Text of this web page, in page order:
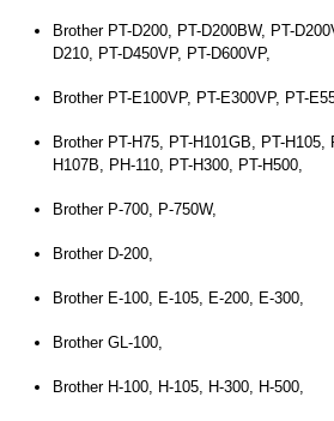
Brother PT-D200, PT-D200BW, PT-
D210, PT-D450VP, PT-D600VP,
Brother PT-E100VP, PT-E300VP, PT-
Brother PT-H75, PT-H101GB, PT-H105,
H107B, PH-110, PT-H300, PT-H500,
Brother P-700, P-750W,
Brother D-200,
Brother E-100, E-105, E-200, E-300,
Brother GL-100,
Brother H-100, H-105, H-300, H-500,